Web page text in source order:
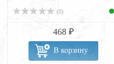
(0)
468 ₽
В корзину